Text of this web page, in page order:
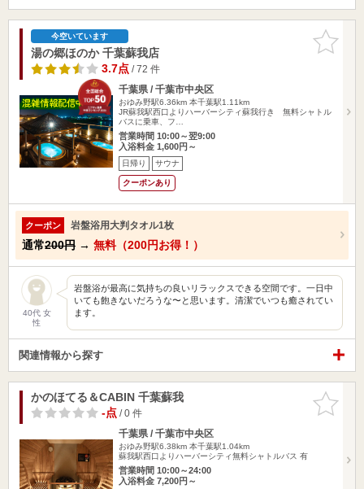
お気に入
りに追加
今空いています
湯の郷ほのか 千葉蘇我店
3.7点/ 72 件
千葉県 / 千葉市中央区
おゆみ野駅6.36km 本千葉駅1.11km
JR蘇我駅西口よりハーバーシティ蘇我行き 無料シャトル
バスに乗車、フ…
営業時間 10:00～翌9:00
入浴料金 1,600円～
日帰り サウナ
クーポンあり
クーポン 岩盤浴用大判タオル1枚
通常200円 → 無料（200円お得！）
40代 女
性
岩盤浴が最高に気持ちの良いリラックスできる空間です。一日中
いても飽きないだろうな〜と思います。清潔でいつも癒されてい
ます。
関連情報から探す
お気に入
りに追加
かのほてる＆CABIN 千葉蘇我
-点/ 0 件
千葉県 / 千葉市中央区
おゆみ野駅6.38km 本千葉駅1.04km
蘇我駅西口よりハーバーシティ無料シャトルバス 有
営業時間 10:00～24:00
入浴料金 7,200円～